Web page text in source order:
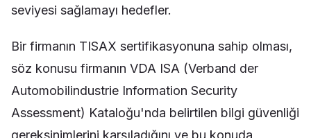
seviyesi sağlamayı hedefler.
Bir firmanın TISAX sertifikasyonuna sahip olması,
söz konusu firmanın VDA ISA (Verband der
Automobilindustrie Information Security
Assessment) Kataloğu'nda belirtilen bilgi güvenliği
gereksinimlerini karşıladığını ve bu konuda